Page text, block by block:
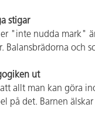
stigar
"inte nudda mark"
Balansbrädorna och
ut
att allt man kan göra
på det. Barnen